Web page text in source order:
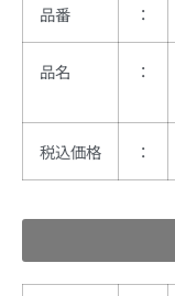
品番 ：
品名 ：
税込価格 ：